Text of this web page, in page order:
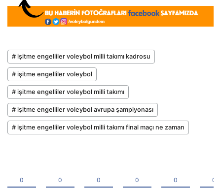
# işitme engelliler voleybol milli takımı kadrosu
# işitme engelliler voleybol
# işitme engelliler voleybol milli takımı
# işitme engelliler voleybol avrupa şampiyonası
# işitme engelliler voleybol milli takımı final maçı ne zaman